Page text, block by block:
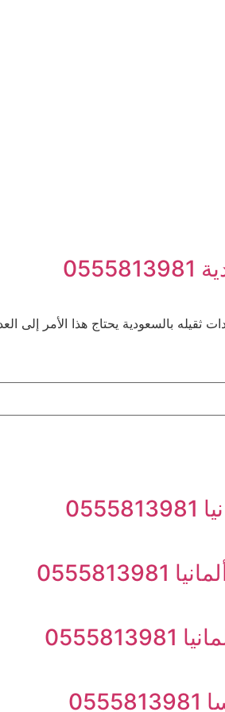
بالسعودية يحتاج هذا الأمر إلى